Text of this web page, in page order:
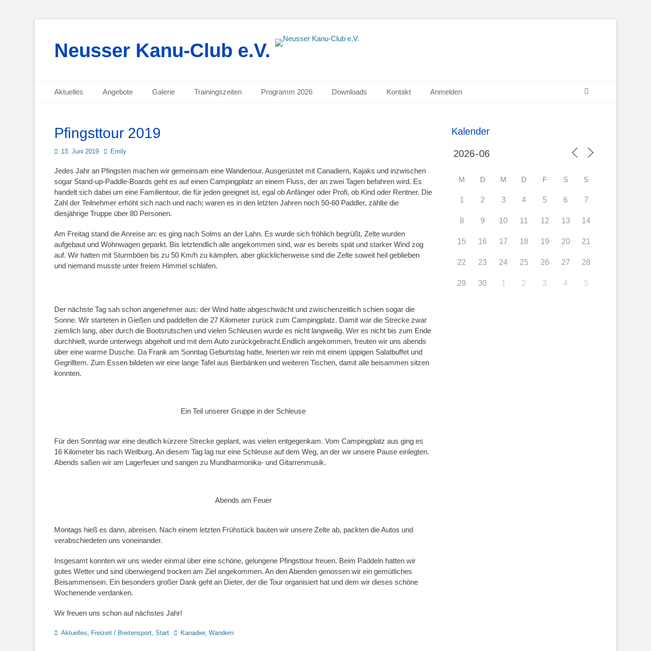
Neusser Kanu-Club e.V.
Primäres Menü
Inhalt
Aktuelles Angebote Galerie Trainingszeiten Programm 2026 Downloads Kontakt Anmelden
springen
Pfingsttour 2019
Posted
13. Juni 2019 AutorEmily
Jedes Jahr an Pfingsten machen wir gemeinsam eine Wandertour. Ausgerüstet mit Canadiern, Kajaks und inzwischen
sogar Stand-up-Paddle-Boards geht es auf einen Campingplatz an einem Fluss, der an zwei Tagen befahren wird. Es
handelt sich dabei um eine Familientour, die für jeden geeignet ist, egal ob Anfänger oder Profi, ob Kind oder Rentner. Die
Zahl der Teilnehmer erhöht sich nach und nach; waren es in den letzten Jahren noch 50-60 Paddler, zählte die
diesjährige Truppe über 80 Personen.
Am Freitag stand die Anreise an: es ging nach Solms an der Lahn. Es wurde sich fröhlich begrüßt, Zelte wurden
aufgebaut und Wohnwagen geparkt. Bis letztendlich alle angekommen sind, war es bereits spät und starker Wind zog
auf. Wir hatten mit Sturmböen bis zu 50 Km/h zu kämpfen, aber glücklicherweise sind die Zelte soweit heil geblieben
und niemand musste unter freiem Himmel schlafen.
Der nächste Tag sah schon angenehmer aus: der Wind hatte abgeschwächt und zwischenzeitlich schien sogar die
Sonne. Wir starteten in Gießen und paddelten die 27 Kilometer zurück zum Campingplatz. Damit war die Strecke zwar
ziemlich lang, aber durch die Bootsrutschen und vielen Schleusen wurde es nicht langweilig. Wer es nicht bis zum Ende
durchhielt, wurde unterwegs abgeholt und mit dem Auto zurückgebracht.Endlich angekommen, freuten wir uns abends
über eine warme Dusche. Da Frank am Sonntag Geburtstag hatte, feierten wir rein mit einem üppigen Salatbuffet und
Gegrilltem. Zum Essen bildeten wir eine lange Tafel aus Bierbänken und weiteren Tischen, damit alle beisammen sitzen
konnten.
Ein Teil unserer Gruppe in der Schleuse
Für den Sonntag war eine deutlich kürzere Strecke geplant, was vielen entgegenkam. Vom Campingplatz aus ging es
16 Kilometer bis nach Weilburg. An diesem Tag lag nur eine Schleuse auf dem Weg, an der wir unsere Pause einlegten.
Abends saßen wir am Lagerfeuer und sangen zu Mundharmonika- und Gitarrenmusik.
Abends am Feuer
Montags hieß es dann, abreisen. Nach einem letzten Frühstück bauten wir unsere Zelte ab, packten die Autos und
verabschiedeten uns voneinander.
Insgesamt konnten wir uns wieder einmal über eine schöne, gelungene Pfingsttour freuen. Beim Paddeln hatten wir
gutes Wetter und sind überwiegend trocken am Ziel angekommen. An den Abenden genossen wir ein gemütliches
Beisammensein. Ein besonders großer Dank geht an Dieter, der die Tour organisiert hat und dem wir dieses schöne
Wochenende verdanken.
Wir freuen uns schon auf nächstes Jahr!
Kategorien
Aktuelles Freizeit / Breitensport Start Schlagworte
Kanadier, Wandern
Kalender
M D M D F S S
1 2 3 4 5 6 7
8 9 10 11 12 13 14
15 16 17 18 19 20 21
22 23 24 25 26 27 28
29 30 1 2 3 4 5